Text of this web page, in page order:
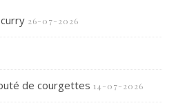
26-07-2026
de courgettes 14-07-2026